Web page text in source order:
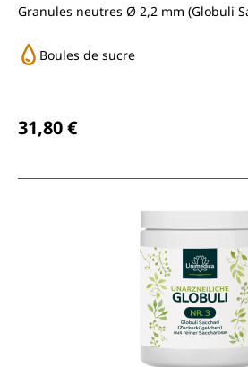
Granules neutres Ø 2,2 mm (Globuli
Boules de sucre
31,80 €